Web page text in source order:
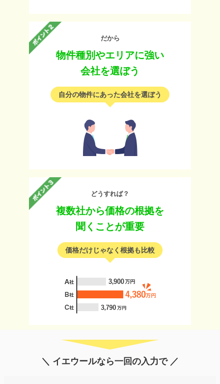
だから
物件種別やエリアに強い
会社を選ぼう
自分の物件にあった会社を選ぼう
どうすれば？
複数社から価格の根拠を
聞くことが重要
価格だけじゃなく根拠も比較
＼ イエウールなら一回の入力で ／